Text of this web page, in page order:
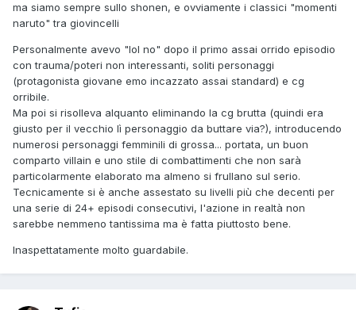
ma siamo sempre sullo shonen, e ovviamente i classici "momenti
naruto" tra giovincelli
Personalmente avevo "lol no" dopo il primo assai orrido episodio
con trauma/poteri non interessanti, soliti personaggi
(protagonista giovane emo incazzato assai standard) e cg
orribile.
Ma poi si risolleva alquanto eliminando la cg brutta (quindi era
giusto per il vecchio lì personaggio da buttare via?), introducendo
numerosi personaggi femminili di grossa... portata, un buon
comparto villain e uno stile di combattimenti che non sarà
particolarmente elaborato ma almeno si frullano sul serio.
Tecnicamente si è anche assestato su livelli più che decenti per
una serie di 24+ episodi consecutivi, l'azione in realtà non
sarebbe nemmeno tantissima ma è fatta piuttosto bene.
Inaspettatamente molto guardabile.